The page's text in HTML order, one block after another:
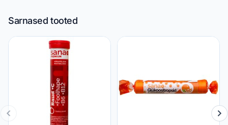
Sarnased tooted